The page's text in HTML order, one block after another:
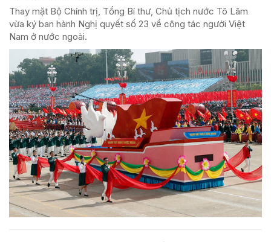
Thay mặt Bộ Chính trị, Tổng Bí thư, Chủ tịch nước Tô Lâm
vừa ký ban hành Nghị quyết số 23 về công tác người Việt
Nam ở nước ngoài.